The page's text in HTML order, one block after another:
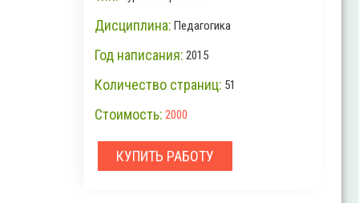
Дисциплина: Педагогика
Год написания: 2015
Количество страниц: 51
Стоимость: 2000
КУПИТЬ РАБОТУ